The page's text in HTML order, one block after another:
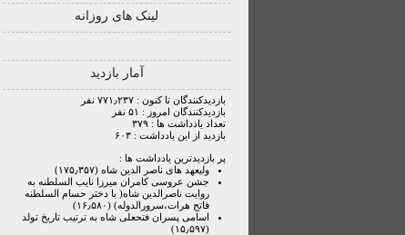
لینک های روزانه
آمار بازدید
بازدیدکنندگان تا کنون : ۷۷۱٫۲۳۷ نفر
بازدیدکنندگان امروز : ۵۱ نفر
تعداد یادداشت ها : ۳۷۹
بازدید از این یادداشت : ۶۰۳
پر بازدیدترین یادداشت ها :
ولیعهد های ناصر الدین شاه (۱۷۵٫۳۵۷)
جشن عروسی کامران میرزا نایب السلطنه به
روایت ناصرالدین شاه( با دختر حسام السلطنه
فاتح هرات،سرورالدوله) (۱۶٫۵۸۰)
اسامی پسران فتحعلی شاه به ترتیب تاریخ تولد
(۱۵٫۵۹۷)